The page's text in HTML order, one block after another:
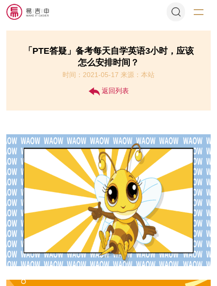
「PTE答疑​」备考每天自学英语3小时，应该
怎么安排时间？
时间：2021-05-17 来源：本站
返回列表